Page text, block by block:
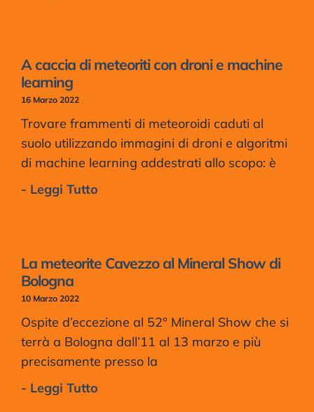
A caccia di meteoriti con droni e machine
learning
16 Marzo 2022
Trovare frammenti di meteoroidi caduti al
suolo utilizzando immagini di droni e algoritmi
di machine learning addestrati allo scopo: è
- Leggi Tutto
La meteorite Cavezzo al Mineral Show di
Bologna
10 Marzo 2022
Ospite d’eccezione al 52° Mineral Show che si
terrà a Bologna dall’11 al 13 marzo e più
precisamente presso la
- Leggi Tutto